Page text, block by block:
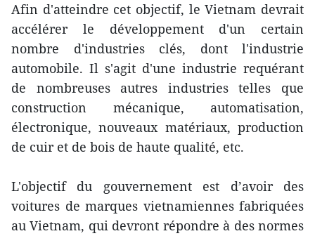
Afin d'atteindre cet objectif, le Vietnam devrait
accélérer le développement d'un certain
nombre d'industries clés, dont l'industrie
automobile. Il s'agit d'une industrie requérant
de nombreuses autres industries telles que
construction mécanique, automatisation,
électronique, nouveaux matériaux, production
de cuir et de bois de haute qualité, etc.
L'objectif du gouvernement est d’avoir des
voitures de marques vietnamiennes fabriquées
au Vietnam, qui devront répondre à des normes